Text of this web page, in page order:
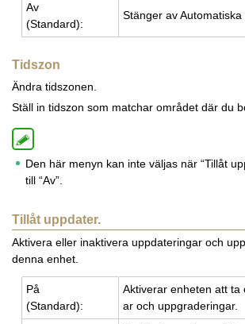
Av
(Stan­dard):
Stäng­er av Au­to­ma­tis­ka
Tidszon
Ändra tidszonen.
Ställ in tidszon som matchar området där du
Den här menyn kan inte väljas när “Tillåt
till “Av”.
Tillåt uppdater.
Aktivera eller inaktivera uppdateringar och
denna enhet.
På
(Stan­dard):
Ak­ti­ve­rar en­he­ten att
ar och upp­gra­de­ring­ar.